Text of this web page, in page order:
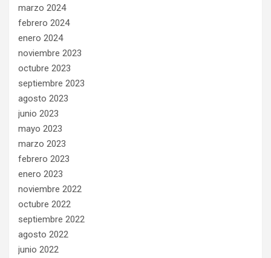
marzo 2024
febrero 2024
enero 2024
noviembre 2023
octubre 2023
septiembre 2023
agosto 2023
junio 2023
mayo 2023
marzo 2023
febrero 2023
enero 2023
noviembre 2022
octubre 2022
septiembre 2022
agosto 2022
junio 2022